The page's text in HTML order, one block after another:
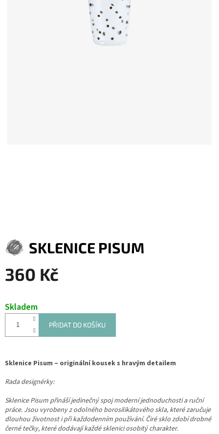
SKLENICE PISUM
360 Kč
Skladem
PŘIDAT DO KOŠÍKU
Sklenice Pisum – originální kousek s hravým detailem
Rada designérky:
Sklenice Pisum přináší jedinečný spoj moderní jednoduchosti a ruční
práce. Jsou vyrobeny z odolného borosilikátového skla, které zaručuje
dlouhou životnost i při každodenním používání. Čiré sklo zdobí drobné
černé tečky, které dodávají každé sklenici osobitý charakter.